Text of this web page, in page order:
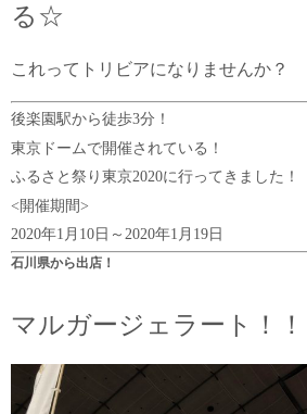
る☆
これってトリビアになりませんか？
後楽園駅から徒歩3分！
東京ドームで開催されている！
ふるさと祭り東京2020に行ってきました！
<開催期間>
2020年1月10日～2020年1月19日
石川県から出店！
マルガージェラート！！